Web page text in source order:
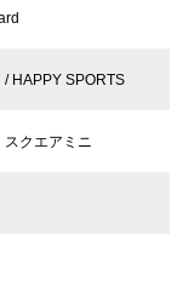
HAPPY SPORTS
クエアミニ